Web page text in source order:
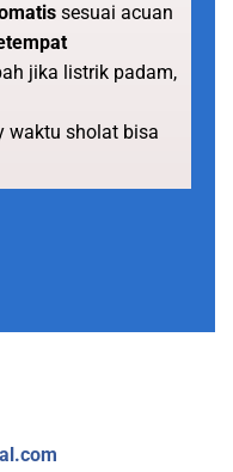
sesuai acuan
jika listrik padam,
waktu sholat bisa